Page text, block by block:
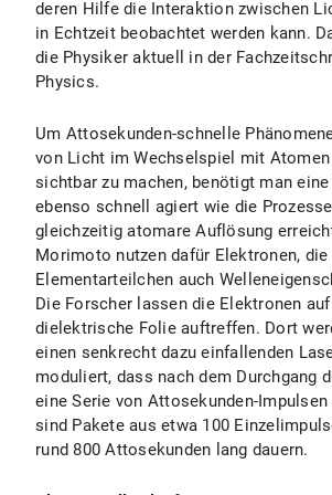
deren Hilfe die Interaktion zwischen
in Echtzeit beobachtet werden kann.
die Physiker aktuell in der
Physics.
Um Attosekunden-schnelle
von Licht im Wechselspiel mit
sichtbar zu machen, benötigt man
ebenso schnell agiert wie die
gleichzeitig atomare Auflösung
Morimoto nutzen dafür Elektronen, die
Elementarteilchen auch
Die Forscher lassen die Elektronen
dielektrische Folie auftreffen. Dort
einen senkrecht dazu einfallenden
moduliert, dass nach dem Durchgang
eine Serie von Attosekunden-
sind Pakete aus etwa 100
rund 800 Attosekunden lang dauern.